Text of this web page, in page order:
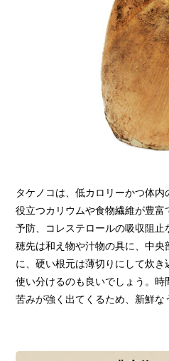
タケノコは、低カロリーかつ体
役立つカリウムや食物繊維が豊
予防、コレステロールの吸収阻
穂先は和え物や汁物の具に、中央
に、硬い根元は薄切りにして炊
使い分けるのも良いでしょう。
苦みが強く出てくるため、新鮮な